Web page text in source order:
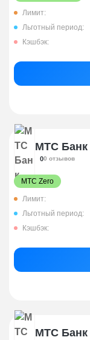
Лимит:
Льготный период:
Кэшбэк:
МТС Банк
00 отзывов
МТС Zero
Лимит:
Льготный период:
Кэшбэк:
МТС Банк